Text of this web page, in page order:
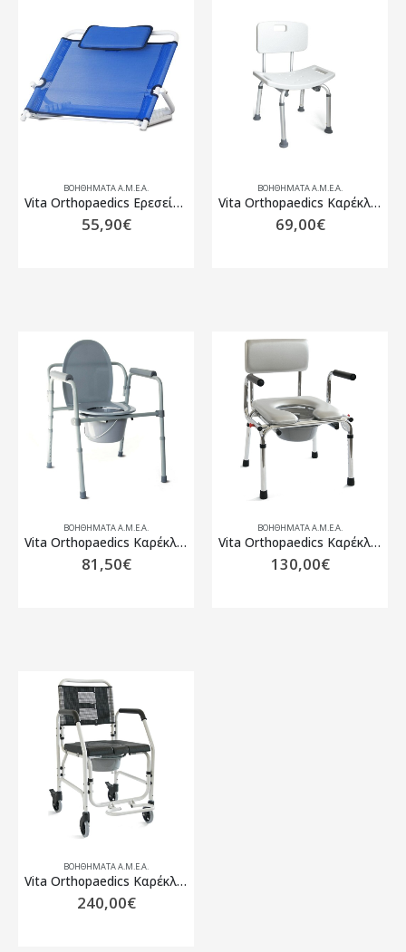
ΒΟΗΘΉΜΑΤΑ Α.Μ.Ε.Α.
Vita Orthopaedics Ερεσείνωτο Κλίνης 10-2-036
55,90€
ΒΟΗΘΉΜΑΤΑ Α.Μ.Ε.Α.
Vita Orthopaedics Καρέκλα Shower Bench W/B 09-2-049
69,00€
ΒΟΗΘΉΜΑΤΑ Α.Μ.Ε.Α.
Vita Orthopaedics Καρέκλα WC Πτυσσόμενη 09-2-116
81,50€
ΒΟΗΘΉΜΑΤΑ Α.Μ.Ε.Α.
Vita Orthopaedics Καρέκλα Μπάνιου Αδιάβροχη 09-2-060
130,00€
ΒΟΗΘΉΜΑΤΑ Α.Μ.Ε.Α.
Vita Orthopaedics Καρέκλα Τροχήλατη Αδιάβροχη Με Wc 09-2-165
240,00€